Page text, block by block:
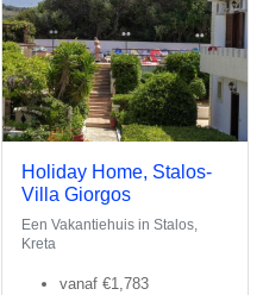
Holiday Home, Stalos-
Villa Giorgos
Een Vakantiehuis in Stalos,
Kreta
vanaf €1,783